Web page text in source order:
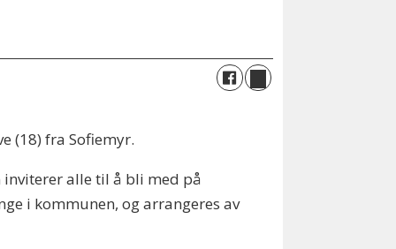
(18) fra Sofiemyr.
inviterer alle til å bli med på
i kommunen, og arrangeres av